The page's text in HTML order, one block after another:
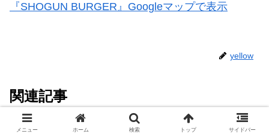
『SHOGUN BURGER』Googleマップで表示
yellow
関連記事
ハンバーガー＆パン 『Bradman’s』ハンバーガーって
メニュー ホーム 検索 トップ サイドバー